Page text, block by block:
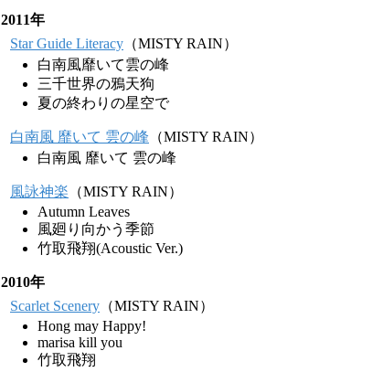
2011年
Star Guide Literacy （MISTY RAIN）
白南風靡いて雲の峰
三千世界の鴉天狗
夏の終わりの星空で
白南風 靡いて 雲の峰 （MISTY RAIN）
白南風 靡いて 雲の峰
風詠神楽 （MISTY RAIN）
Autumn Leaves
風廻り向かう季節
竹取飛翔(Acoustic Ver.)
2010年
Scarlet Scenery （MISTY RAIN）
Hong may Happy!
marisa kill you
竹取飛翔